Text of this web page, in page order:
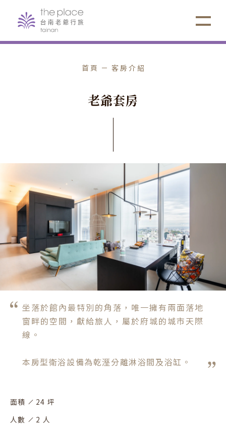
首頁 客房介紹
老爺套房
坐落於館內最特別的角落，唯一擁有兩面落地
窗畔的空間，獻給旅人，屬於府城的城市天際
線。
本房型衛浴設備為乾溼分離淋浴間及浴缸。
面積
24 坪
人數
2 人